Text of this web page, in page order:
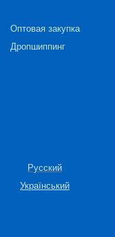
Оптовая закупка
Дропшиппинг
Русский
Український